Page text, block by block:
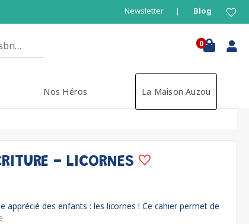
Newsletter Blog
0
Nos Héros La Maison Auzou
- LICORNES
apprécié des enfants : les licornes ! Ce cahier permet de